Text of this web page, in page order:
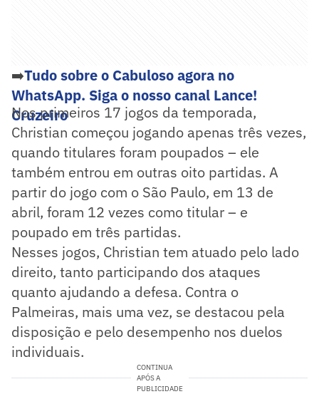
➡️Tudo sobre o Cabuloso agora no
WhatsApp. Siga o nosso canal Lance!
Cruzeiro
Nos primeiros 17 jogos da temporada,
Christian começou jogando apenas três vezes,
quando titulares foram poupados – ele
também entrou em outras oito partidas. A
partir do jogo com o São Paulo, em 13 de
abril, foram 12 vezes como titular – e
poupado em três partidas.
Nesses jogos, Christian tem atuado pelo lado
direito, tanto participando dos ataques
quanto ajudando a defesa. Contra o
Palmeiras, mais uma vez, se destacou pela
disposição e pelo desempenho nos duelos
individuais.
CONTINUA
APÓS A
PUBLICIDADE